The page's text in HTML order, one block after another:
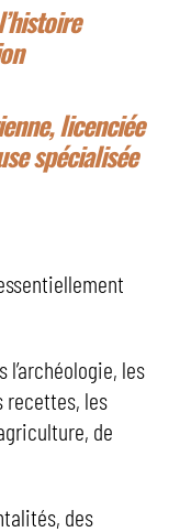
licenciée
spécialisée
les
recettes, les
de
des